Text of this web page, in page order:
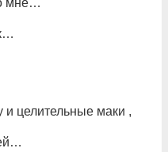
целительные маки ,